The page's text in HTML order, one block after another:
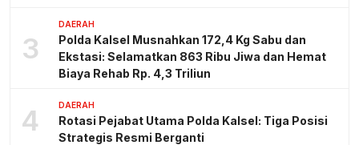
3
DAERAH
Polda Kalsel Musnahkan 172,4 Kg Sabu dan
Ekstasi: Selamatkan 863 Ribu Jiwa dan Hemat
Biaya Rehab Rp. 4,3 Triliun
4 DAERAH
Rotasi Pejabat Utama Polda Kalsel: Tiga Posisi
Strategis Resmi Berganti